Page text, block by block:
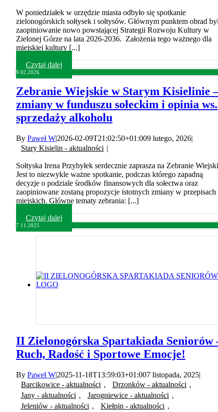
W poniedziałek w urzędzie miasta odbyło się spotkanie
zielonogórskich sołtysek i sołtysów. Głównym punktem obrad
zaopiniowanie nowo powstającej Strategii Rozwoju Kultury w
Zielonej Górze na lata 2026-2036. Założenia tego ważnego dla
miejskiej kultury [...]
Czytaj dalej
9 02.2026
Zebranie Wiejskie w Starym Kisielinie
zmiany w funduszu sołeckim i opinia ws.
sprzedaży alkoholu
By Paweł W|2026-02-09T21:02:50+01:009 lutego, 2026|
Stary Kisielin - aktualności |
Sołtyska Irena Przybyłek serdecznie zaprasza na Zebranie
Jest to niezwykle ważne spotkanie, podczas którego zapadną
decyzje o podziale środków finansowych dla sołectwa oraz
zaopiniowane zostaną propozycje istotnych zmiany w przepisach
miejskich. Główne tematy zebrania: [...]
Czytaj dalej
7 11.2025
II Zielonogórska Spartakiada Seniorów
Ruch, Radość i Sportowe Emocje!
By Paweł W|2025-11-18T13:59:03+01:007 listopada, 2025|
Barcikowice - aktualności , Drzonków - aktualności ,
Jany - aktualności , Jarogniewice - aktualności ,
Jeleniów - aktualności , Kiełpin - aktualności ,